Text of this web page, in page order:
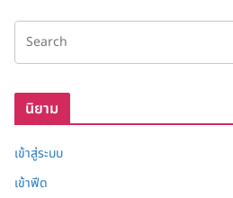
ง
ก็
นิยาม
เข้าสู่ระบบ
เข้าฟีด